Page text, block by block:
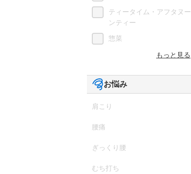
ティータイム・アフタヌー
ンティー
惣菜
もっと見る
お悩み
肩こり
腰痛
ぎっくり腰
むち打ち